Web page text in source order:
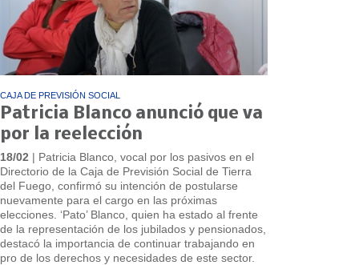
CAJA DE PREVISIÓN SOCIAL
Patricia Blanco anunció que va
por la reelección
18/02 | Patricia Blanco, vocal por los pasivos en el
Directorio de la Caja de Previsión Social de Tierra
del Fuego, confirmó su intención de postularse
nuevamente para el cargo en las próximas
elecciones. ‘Pato’ Blanco, quien ha estado al frente
de la representación de los jubilados y pensionados,
destacó la importancia de continuar trabajando en
pro de los derechos y necesidades de este sector.